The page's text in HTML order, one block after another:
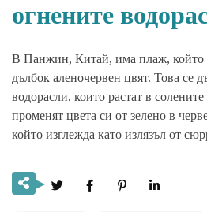
огнените
В Панжин, Китай, има плаж, който
дълбок аленочервен цвят. Това се
водорасли, които растат в
променят цвета си от зелено в
който изглежда като излязъл от